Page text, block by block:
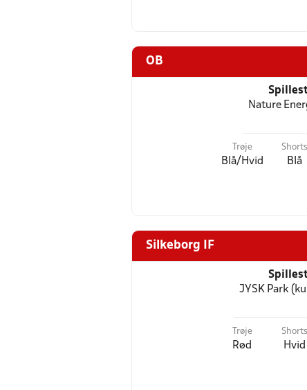
OB
Nature
Trøje
Blå/Hvid
Shorts
Blå
Silkeborg IF
JYSK Park
Trøje
Rød
Shorts
Hvid